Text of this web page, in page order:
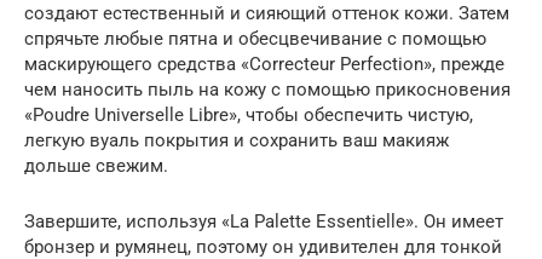
создают естественный и сияющий оттенок кожи. Затем
спрячьте любые пятна и обесцвечивание с помощью
маскирующего средства «Correcteur Perfection», прежде
чем наносить пыль на кожу с помощью прикосновения
«Poudre Universelle Libre», чтобы обеспечить чистую,
легкую вуаль покрытия и сохранить ваш макияж
дольше свежим.
Завершите, используя «La Palette Essentielle». Он имеет
бронзер и румянец, поэтому он удивителен для тонкой